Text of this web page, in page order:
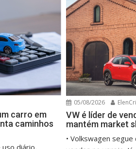
carro em
caminhos
uso diário,
05/08/2026
VW é líder de
mantém market
• Volkswagen